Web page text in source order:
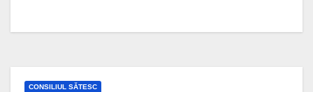
CONSILIUL SĂTESC